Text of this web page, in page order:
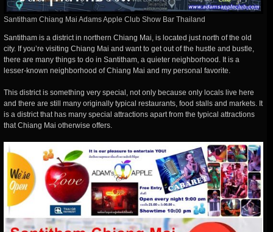
Santitham Chiang Mai Adams Apple Club Show Bar Thailand
Santitham is a district in northern Chiang Mai, is located just north of the old
city. If you’re visiting Chiang Mai and want to get out of the hustle and bustle,
there are many things to do in Santitham, a quieter neighborhood. It is a
lesser-known neighborhood of Chiang Mai and my personal favorite.
This district is something very special, not only because only locals live here
and there are still many originally typical restaurants, food stalls and markets. It
is a district that has many special attractions apart from the typical attractions
that Chiang Mai otherwise offers.